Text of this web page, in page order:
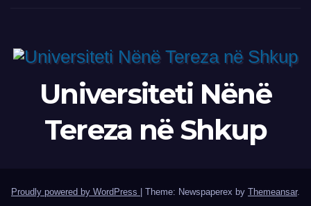
Universiteti Nënë
Tereza në Shkup
Proudly powered by WordPress Theme: Newspaperex by Themeansar.